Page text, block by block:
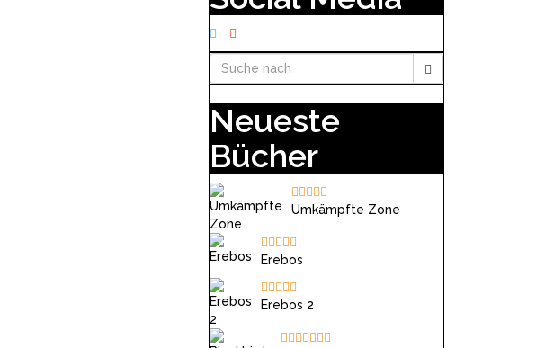
Neueste
Bücher
Umkämpfte Zone
Erebos
Erebos 2